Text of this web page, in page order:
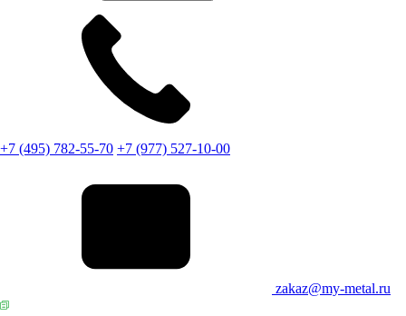
+7 (495) 782-55-70 +7 (977) 527-10-00
zakaz@my-metal.ru